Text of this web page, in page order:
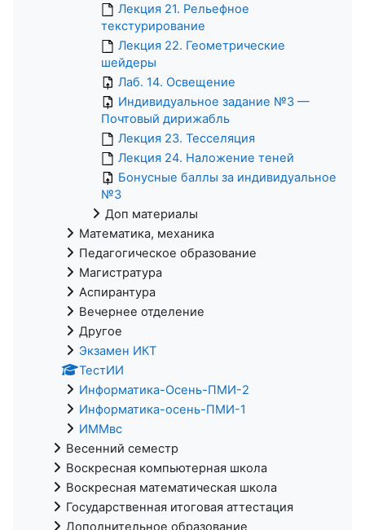
Лекция 21. Рельефное
текстурирование
Лекция 22. Геометрические
шейдеры
Лаб. 14. Освещение
Индивидуальное задание №3 —
Почтовый дирижабль
Лекция 23. Тесселяция
Лекция 24. Наложение теней
Бонусные баллы за индивидуальное
№3
Доп материалы
Математика, механика
Педагогическое образование
Магистратура
Аспирантура
Вечернее отделение
Другое
Экзамен ИКТ
ТестИИ
Информатика-Осень-ПМИ-2
Информатика-осень-ПМИ-1
ИММвс
Весенний семестр
Воскресная компьютерная школа
Воскресная математическая школа
Государственная итоговая аттестация
Дополнительное образование